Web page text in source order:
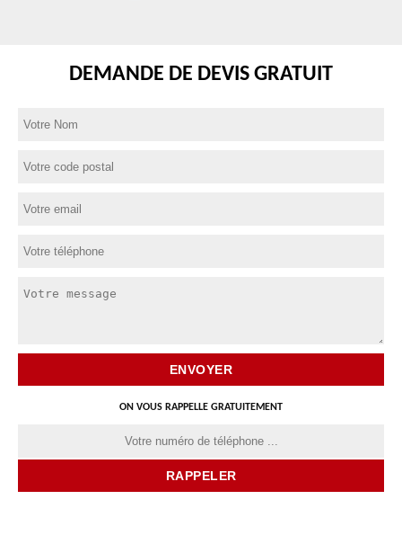
DEMANDE DE DEVIS GRATUIT
ON VOUS RAPPELLE GRATUITEMENT